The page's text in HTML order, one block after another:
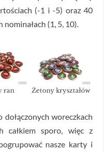
(-1 i -5) oraz 40
(1, 5, 10).
ran Żetony kryształów
woreczkach
całkiem sporo, więc z
nasze karty i